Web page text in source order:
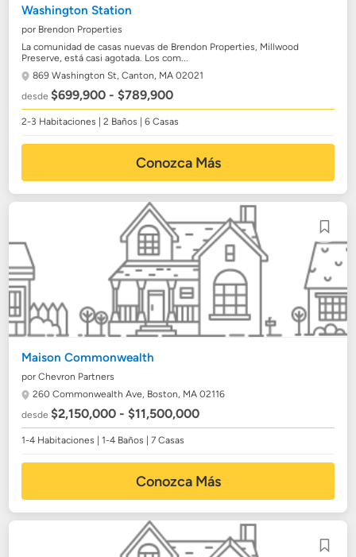
Washington Station
por Brendon Properties
La comunidad de casas nuevas de Brendon Properties, Millwood
Preserve, está casi agotada. Los com...
869 Washington St,Canton, MA 02021
desde$699,900 - $789,900
2-3 Habitaciones | 2 Baños | 6 Casas
Conozca Más
Maison Commonwealth
por Chevron Partners
260 Commonwealth Ave, Boston, MA 02116
desde$2,150,000 - $11,500,000
1-4 Habitaciones | 1-4 Baños | 7 Casas
Conozca Más